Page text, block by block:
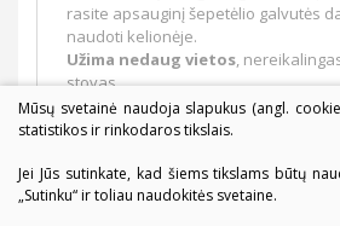
rasite apsauginį šepetėlio galvutės
naudoti kelionėje.
Užima nedaug vietos ,
stovas.
Sukurtas jums.
Mūsų svetainė naudoja slapukus (angl.
statistikos ir rinkodaros tikslais.
Jei Jūs sutinkate, kad šiems tikslams būtų
„Sutinku“ ir toliau naudokitės svetaine.